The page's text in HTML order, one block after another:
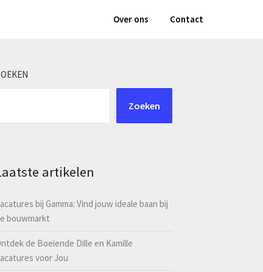
Over ons Contact
Zoeken
artikelen
bij Gamma: Vind jouw ideale baan bij
bouwmarkt
de Boeiende Dille en Kamille
voor Jou